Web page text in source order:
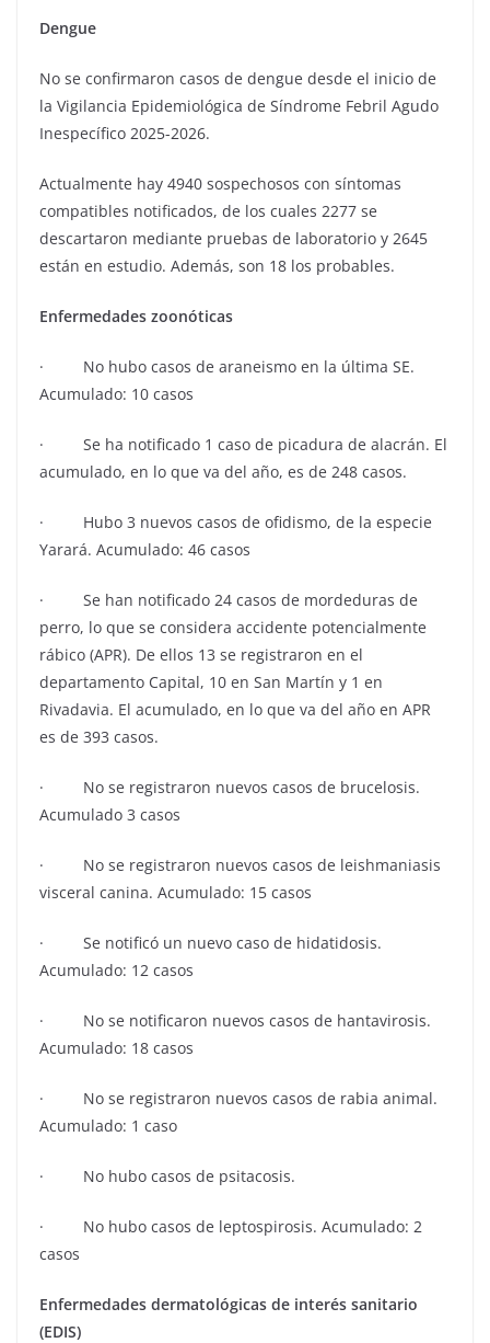
Dengue
No se confirmaron casos de dengue desde el inicio de
la Vigilancia Epidemiológica de Síndrome Febril Agudo
Inespecífico 2025-2026.
Actualmente hay 4940 sospechosos con síntomas
compatibles notificados, de los cuales 2277 se
descartaron mediante pruebas de laboratorio y 2645
están en estudio. Además, son 18 los probables.
Enfermedades zoonóticas
· No hubo casos de araneismo en la última SE.
Acumulado: 10 casos
· Se ha notificado 1 caso de picadura de alacrán. El
acumulado, en lo que va del año, es de 248 casos.
· Hubo 3 nuevos casos de ofidismo, de la especie
Yarará. Acumulado: 46 casos
· Se han notificado 24 casos de mordeduras de
perro, lo que se considera accidente potencialmente
rábico (APR). De ellos 13 se registraron en el
departamento Capital, 10 en San Martín y 1 en
Rivadavia. El acumulado, en lo que va del año en APR
es de 393 casos.
· No se registraron nuevos casos de brucelosis.
Acumulado 3 casos
· No se registraron nuevos casos de leishmaniasis
visceral canina. Acumulado: 15 casos
· Se notificó un nuevo caso de hidatidosis.
Acumulado: 12 casos
· No se notificaron nuevos casos de hantavirosis.
Acumulado: 18 casos
· No se registraron nuevos casos de rabia animal.
Acumulado: 1 caso
· No hubo casos de psitacosis.
· No hubo casos de leptospirosis. Acumulado: 2
casos
Enfermedades dermatológicas de interés sanitario
(EDIS)